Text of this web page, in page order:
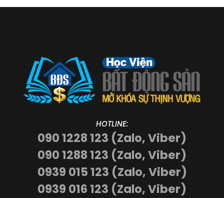
HOTLINE:
090 1228 123 (Zalo, Viber)
090 1288 123 (Zalo, Viber)
0939 015 123 (Zalo, Viber)
0939 016 123 (Zalo, Viber)